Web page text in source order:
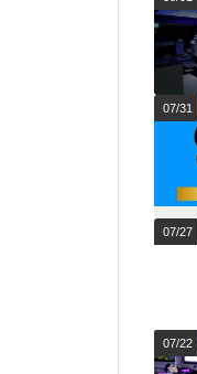
07/31
07/27
07/22